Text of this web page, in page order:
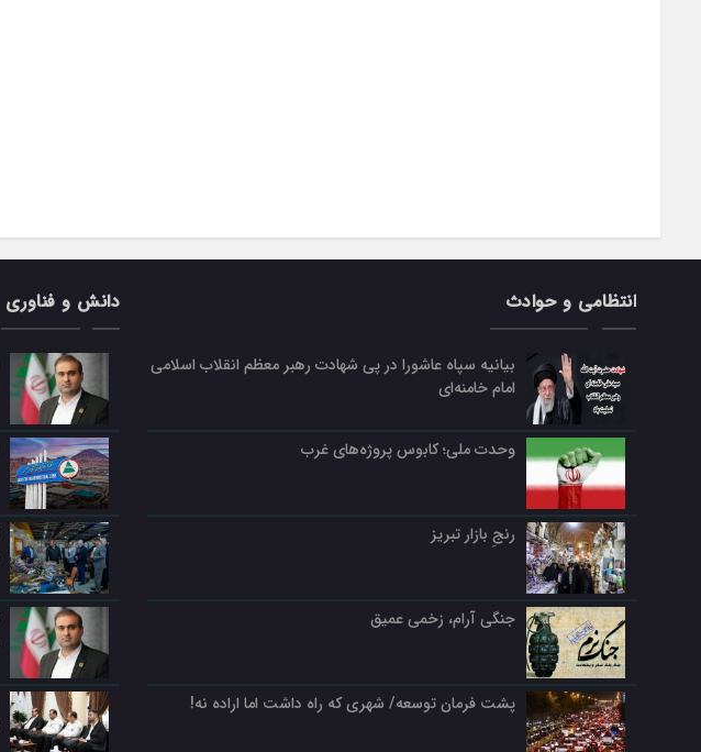
انتظامی و حوادث
بیانیه سپاه عاشورا در پی شهادت رهبر معظم انقلاب اسلامی
امام خامنه‌ای
وحدت ملی؛ کابوس پروژه‌های غرب
رنجِ بازار تبریز
جنگی آرام، زخمی عمیق
پشت فرمان توسعه/ شهری که راه داشت اما اراده نه!
دانش و فناوری